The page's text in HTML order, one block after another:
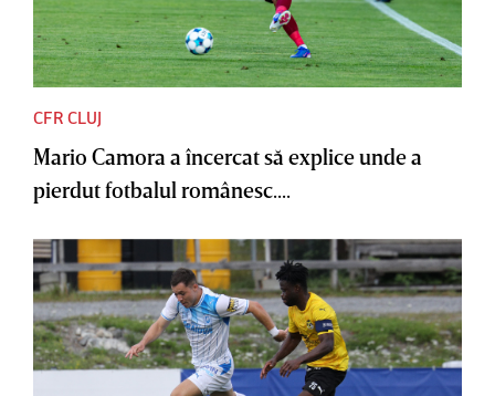
CFR CLUJ
Mario Camora a încercat să explice unde a
pierdut fotbalul românesc....